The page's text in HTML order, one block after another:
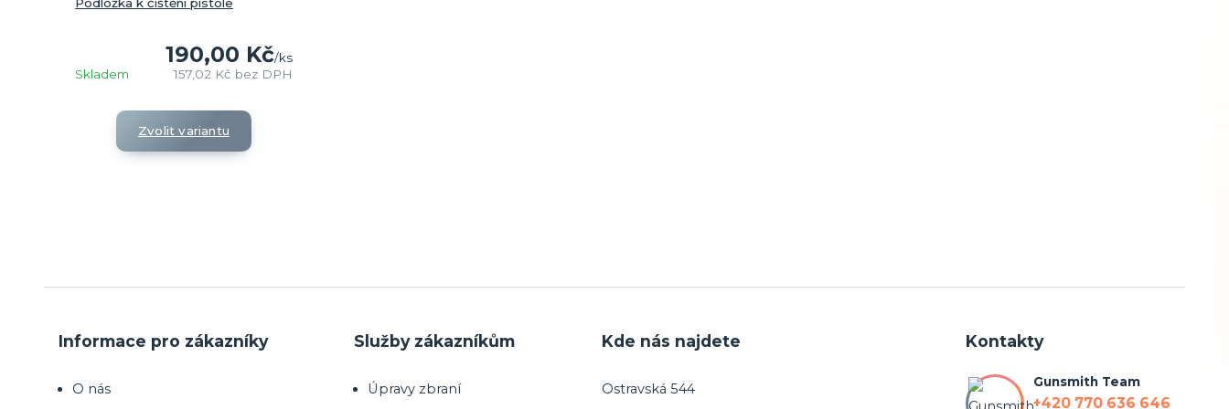
190,00 Kč/ks
157,02 Kč bez DPH
Skladem
Zvolit variantu
Informace pro zákazníky
O nás
Služby zákazníkům
Úpravy zbraní
Kde nás najdete
Ostravská 544
Kontakty
Gunsmith Team
+420 770 636 646